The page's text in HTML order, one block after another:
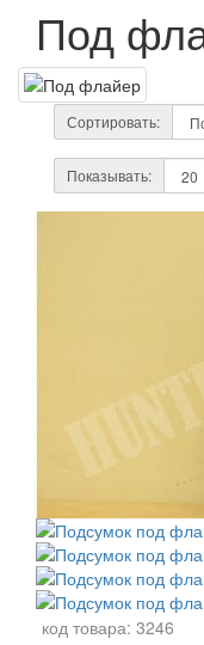
Под
Сортировать:
Показывать:
код товара: 3246